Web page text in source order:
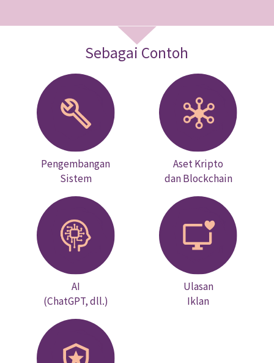
Sebagai Contoh
Pengembangan
Sistem
Aset Kripto
dan Blockchain
AI
(ChatGPT, dll.)
Ulasan
Iklan